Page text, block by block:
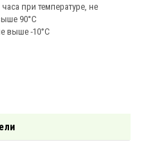
часа при температуре, не
90°С
выше -10°С